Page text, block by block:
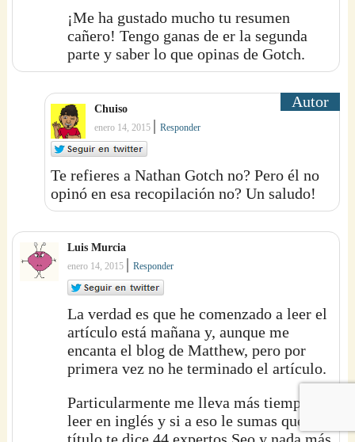
¡Me ha gustado mucho tu resumen
cañero! Tengo ganas de er la segunda
parte y saber lo que opinas de Gotch.
Chuiso
enero 14, 2015 |Responder
Te refieres a Nathan Gotch no? Pero él no
opinó en esa recopilación no? Un saludo!
Luis Murcia
enero 14, 2015 |Responder
La verdad es que he comenzado a leer el
artículo está mañana y, aunque me
encanta el blog de Matthew, pero por
primera vez no he terminado el artículo.
Particularmente me lleva más tiempo
leer en inglés y si a eso le sumas que el